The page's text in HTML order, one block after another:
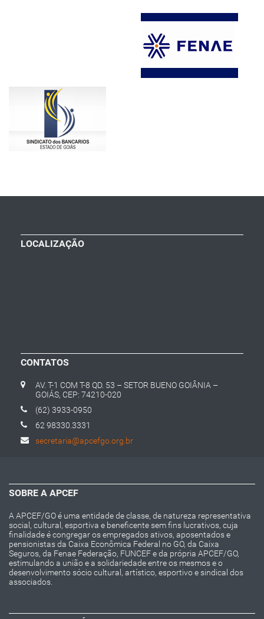
LOCALIZAÇÃO
CONTATOS
AV. T-1 COM T-8 QD. 53 – SETOR BUENO GOIÂNIA –
GOIÁS, CEP: 74210-020
(62) 3933-0950
62 98330.3331
secretaria@apcefgo.org.br
SOBRE A APCEF
A APCEF/GO é uma entidade de classe, de natureza representativa
social, cultural, esportiva e beneficente sem fins lucrativos, cuja
finalidade é congregar os empregados ativos, aposentados e
pensionistas da Caixa Econômica Federal no GO, da Caixa
Seguros, da Fenae Federação, FUNCEF e da própria APCEF/GO,
estimulando a união e a solidariedade entre os mesmos e o
desenvolvimento sócio cultural, artístico, esportivo e sindical dos
associados.